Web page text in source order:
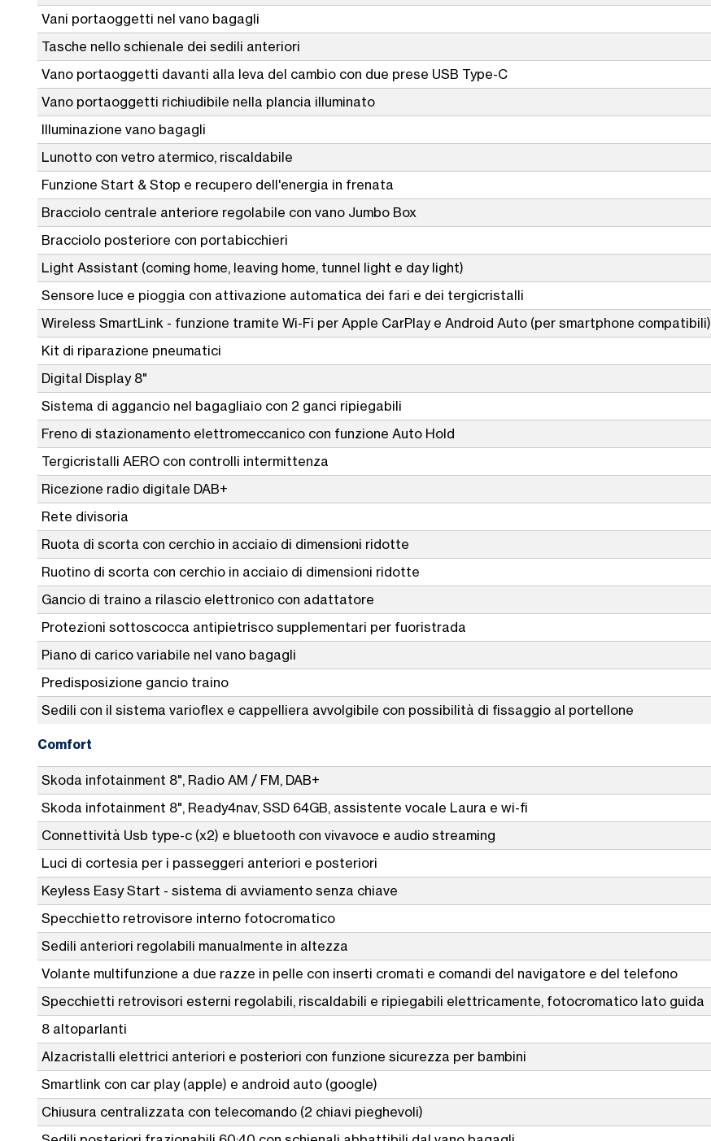
Vani portaoggetti nel vano bagagli
Tasche nello schienale dei sedili anteriori
Vano portaoggetti davanti alla leva del cambio con due prese USB Type-C
Vano portaoggetti richiudibile nella plancia illuminato
Illuminazione vano bagagli
Lunotto con vetro atermico, riscaldabile
Funzione Start & Stop e recupero dell'energia in frenata
Bracciolo centrale anteriore regolabile con vano Jumbo Box
Bracciolo posteriore con portabicchieri
Light Assistant (coming home, leaving home, tunnel light e day light)
Sensore luce e pioggia con attivazione automatica dei fari e dei tergicristalli
Wireless SmartLink - funzione tramite Wi-Fi per Apple CarPlay e Android Auto (per smartphone compatibili)
Kit di riparazione pneumatici
Digital Display 8"
Sistema di aggancio nel bagagliaio con 2 ganci ripiegabili
Freno di stazionamento elettromeccanico con funzione Auto Hold
Tergicristalli AERO con controlli intermittenza
Ricezione radio digitale DAB+
Rete divisoria
Ruota di scorta con cerchio in acciaio di dimensioni ridotte
Ruotino di scorta con cerchio in acciaio di dimensioni ridotte
Gancio di traino a rilascio elettronico con adattatore
Protezioni sottoscocca antipietrisco supplementari per fuoristrada
Piano di carico variabile nel vano bagagli
Predisposizione gancio traino
Sedili con il sistema varioflex e cappelliera avvolgibile con possibilità di fissaggio al portellone
Comfort
Skoda infotainment 8", Radio AM / FM, DAB+
Skoda infotainment 8", Ready4nav, SSD 64GB, assistente vocale Laura e wi-fi
Connettività Usb type-c (x2) e bluetooth con vivavoce e audio streaming
Luci di cortesia per i passeggeri anteriori e posteriori
Keyless Easy Start - sistema di avviamento senza chiave
Specchietto retrovisore interno fotocromatico
Sedili anteriori regolabili manualmente in altezza
Volante multifunzione a due razze in pelle con inserti cromati e comandi del navigatore e del telefono
Specchietti retrovisori esterni regolabili, riscaldabili e ripiegabili elettricamente, fotocromatico lato guida
8 altoparlanti
Alzacristalli elettrici anteriori e posteriori con funzione sicurezza per bambini
Smartlink con car play (apple) e android auto (google)
Chiusura centralizzata con telecomando (2 chiavi pieghevoli)